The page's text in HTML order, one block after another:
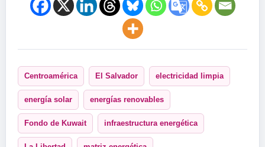
Centroamérica El Salvador electricidad limpia
energía solar energías renovables
Fondo de Kuwait infraestructura energética